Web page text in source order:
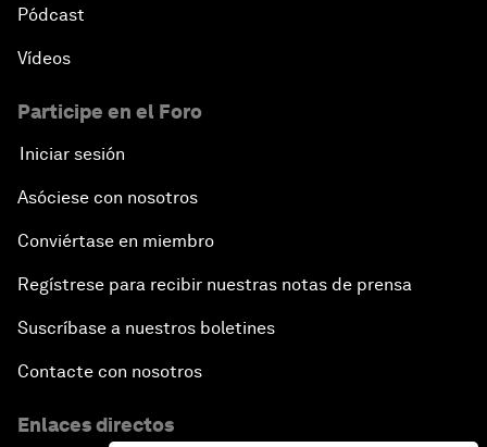
Pódcast
Vídeos
Participe en el Foro
Iniciar sesión
Asóciese con nosotros
Conviértase en miembro
Regístrese para recibir nuestras notas de prensa
Suscríbase a nuestros boletines
Contacte con nosotros
Enlaces directos